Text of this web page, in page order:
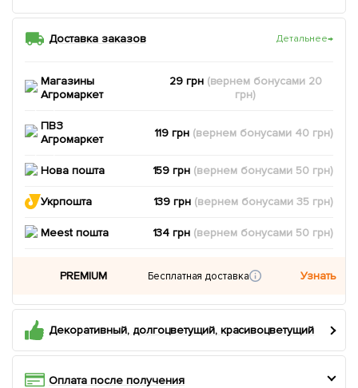
Доставка заказов Детальнее→
Магазины
Агромаркет
29 грн (вернем бонусами 20
грн)
ПВЗ
Агромаркет
119 грн (вернем бонусами 40 грн)
Нова пошта 159 грн (вернем бонусами 50 грн)
Укрпошта 139 грн (вернем бонусами35 грн)
Meest пошта 134 грн (вернем бонусами 50 грн)
PREMIUM Бесплатная доставка Узнать
Декоративный, долгоцветущий, красивоцветущий
Оплата после получения